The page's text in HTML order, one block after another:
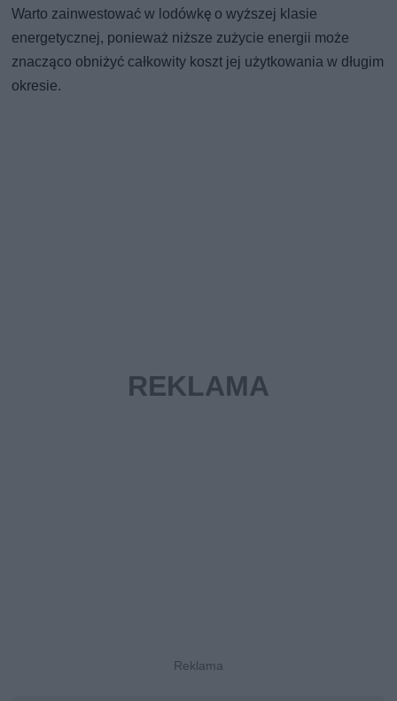
Warto zainwestować w lodówkę o wyższej klasie
energetycznej, ponieważ niższe zużycie energii może
znacząco obniżyć całkowity koszt jej użytkowania w długim
okresie.